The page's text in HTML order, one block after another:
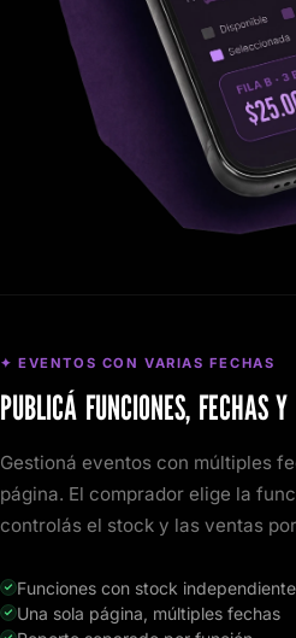
✦ EVENTOS CON VARIAS FECHAS
PUBLICÁ FUNCIONES, FECHAS
Gestioná eventos con múltiples
página. El comprador elige la
controlás el stock y las ventas
Funciones con stock independiente
Una sola página, múltiples fechas